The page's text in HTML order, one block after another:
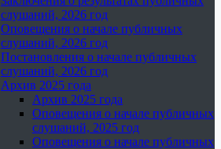
слушаний, 2026 год
Оповещения о начале публичных
слушаний, 2026 год
Постановления о начале публичных
слушаний, 2026 год
Архив 2025 года
Архив 2025 года
Оповещения о начале публичных
слушаний, 2025 год
Оповещения о начале публичных